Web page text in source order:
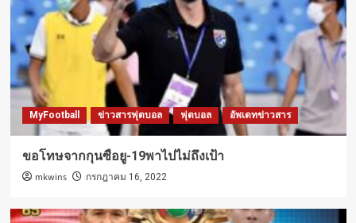
MyFootball ข่าวสารฟุตบอล ฟุตบอล อัพเดทข่าวสาร
ขอโทษจากกุนซือยู-19พาไปไม่ถึงเป้า
mkwins กรกฎาคม 16, 2022